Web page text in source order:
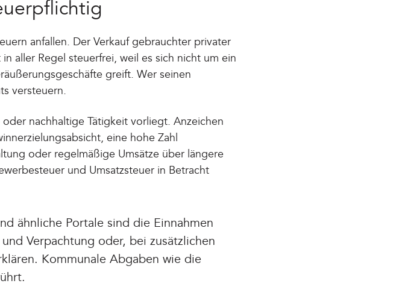
anfallen. Der Verkauf gebrauchter privater
aller Regel steuerfrei, weil es sich nicht um ein
greift. Wer seinen
versteuern.
nachhaltige Tätigkeit vorliegt. Anzeichen
eine hohe Zahl
oder regelmäßige Umsätze über längere
und Umsatzsteuer in Betracht
ähnliche Portale sind die Einnahmen
Verpachtung oder, bei zusätzlichen
Kommunale Abgaben wie die